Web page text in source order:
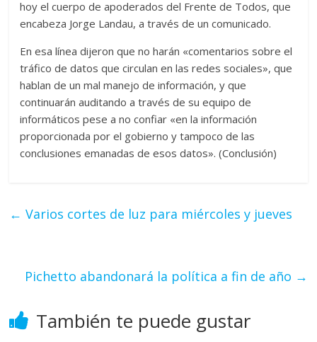
hoy el cuerpo de apoderados del Frente de Todos, que
encabeza Jorge Landau, a través de un comunicado.
En esa línea dijeron que no harán «comentarios sobre el
tráfico de datos que circulan en las redes sociales», que
hablan de un mal manejo de información, y que
continuarán auditando a través de su equipo de
informáticos pese a no confiar «en la información
proporcionada por el gobierno y tampoco de las
conclusiones emanadas de esos datos». (Conclusión)
← Varios cortes de luz para miércoles y jueves
Pichetto abandonará la política a fin de año →
También te puede gustar